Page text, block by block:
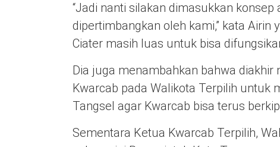
“Jadi nanti silakan dimasukkan
dipertimbangkan oleh kami,” kata
Ciater masih luas untuk bisa
Dia juga menambahkan bahwa
Kwarcab pada Walikota Terpilih untuk
Tangsel agar Kwarcab bisa terus
Sementara Ketua Kwarcab Terpilih,